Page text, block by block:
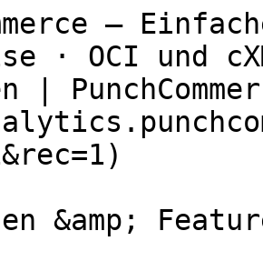
–
· OCI und
&amp;